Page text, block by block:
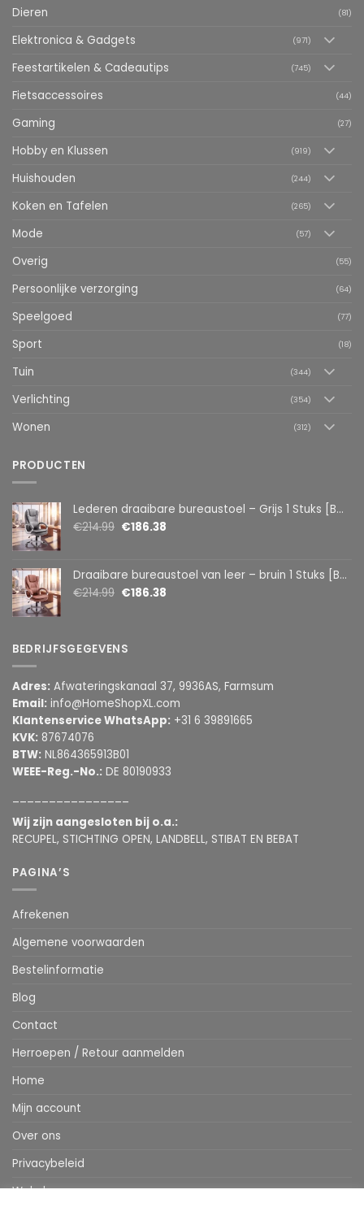
Dieren (81)
Elektronica & Gadgets (971)
Feestartikelen & Cadeautips (745)
Fietsaccessoires (44)
Gaming (27)
Hobby en Klussen (919)
Huishouden (244)
Koken en Tafelen (265)
Mode (57)
Overig (55)
Persoonlijke verzorging (64)
Speelgoed (77)
Sport (18)
Tuin (344)
Verlichting (354)
Wonen (312)
PRODUCTEN
Lederen draaibare bureaustoel – Grijs 1 Stuks [BMD1107GY]
€214.99 €186.38
Draaibare bureaustoel van leer – bruin 1 Stuks [BMD1107BR]
€214.99 €186.38
BEDRIJFSGEGEVENS
Adres: Afwateringskanaal 37, 9936AS, Farmsum
Email: info@HomeShopXL.com
Klantenservice WhatsApp: +31 6 39891665
KVK: 87674076
BTW: NL864365913B01
WEEE-Reg.-No.: DE 80190933
Wij zijn aangesloten bij o.a.:
RECUPEL, STICHTING OPEN, LANDBELL, STIBAT EN BEBAT
PAGINA’S
Afrekenen
Algemene voorwaarden
Bestelinformatie
Blog
Contact
Herroepen / Retour aanmelden
Home
Mijn account
Over ons
Privacybeleid
Webshop